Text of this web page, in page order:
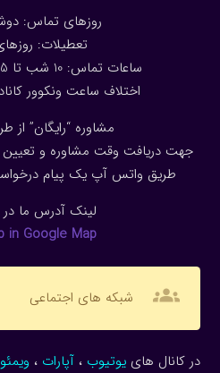
روزهای تماس:
تعطیلات:
ساعات تماس: 10 شب تا 5 صبح به وقت ایران
اختلاف ساعت ونکوور کانادا
مشاوره “رایگان”
جهت دریافت وقت مشاوره و تعیین
طریق واتس آپ یک پیام
لینک آدرس ما
in Google Map
groups شبکه های اجتماعی
در کانال هاییوتیوب ، آپارات ، ویمئو